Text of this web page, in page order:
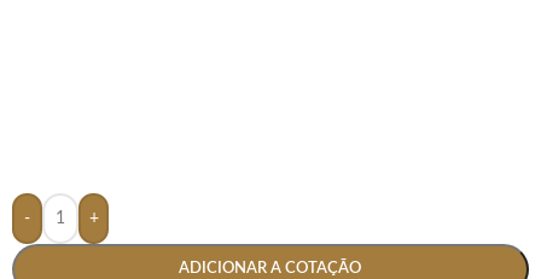
- +
ADICIONAR A COTAÇÃO